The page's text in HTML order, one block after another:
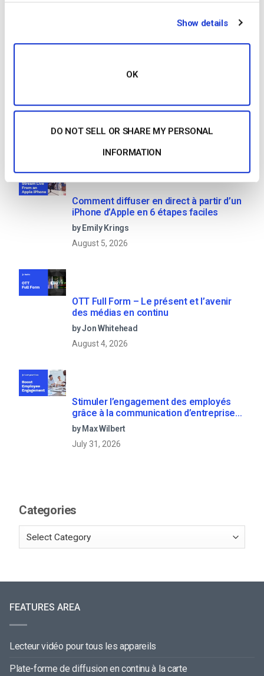
Show details
OK
DO NOT SELL OR SHARE MY PERSONAL
INFORMATION
1 2 3 4
Comment diffuser en direct à partir d’un
iPhone d’Apple en 6 étapes faciles
by Emily Krings
August 5, 2026
OTT Full Form – Le présent et l’avenir
des médias en continu
by Jon Whitehead
August 4, 2026
Stimuler l’engagement des employés
grâce à la communication d’entreprise
en direct
by Max Wilbert
July 31, 2026
Categories
FEATURES AREA
Lecteur vidéo pour tous les appareils
Plate-forme de diffusion en continu à la carte